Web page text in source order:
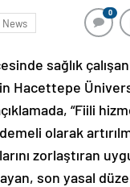
News
0
sağlık
Hacettepe
“Fiili
olarak
zorlaştıran
son yasal